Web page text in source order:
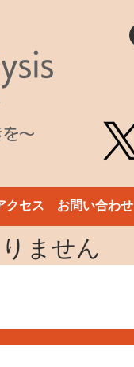
～
クセス お問い合わせ
ません